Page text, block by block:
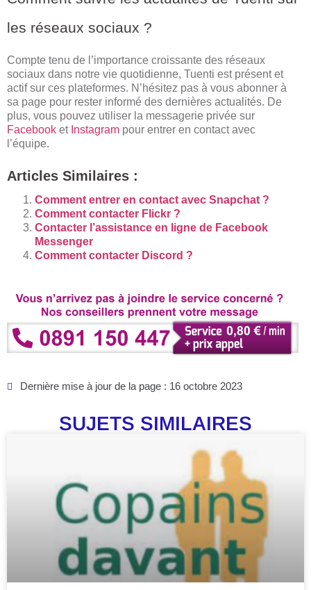
les réseaux sociaux ?
Compte tenu de l’importance croissante des réseaux
sociaux dans notre vie quotidienne, Tuenti est présent et
actif sur ces plateformes. N’hésitez pas à vous abonner à
sa page pour rester informé des dernières actualités. De
plus, vous pouvez utiliser la messagerie privée sur
Facebook et Instagram pour entrer en contact avec
l’équipe.
Articles Similaires :
Comment entrer en contact avec Snapchat ?
Comment contacter Flickr ?
Contacter l’assistance en ligne de Facebook
Messenger
Comment contacter Discord ?
Dernière mise à jour de la page : 16 octobre 2023
SUJETS SIMILAIRES